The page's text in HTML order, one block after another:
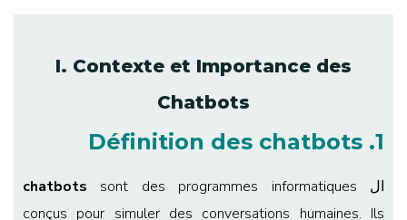
I. Contexte et Importance des
Chatbots
1. Définition des chatbots
ال
sont des programmes informatiques
conçus pour simuler des conversations humaines. Ils